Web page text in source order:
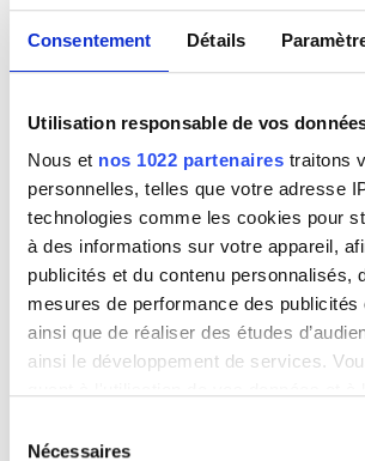
Consentement Détails
Utilisation responsable de vos
Nous et nos 1022 partenaires traitons
personnelles, telles que votre adresse
technologies comme les cookies pour
à des informations sur votre appareil,
publicités et du contenu personnalisés,
mesures de performance des publicités
ainsi que de réaliser des études
ainsi le développement de services.
tout moment en consultant la
Nécessaires